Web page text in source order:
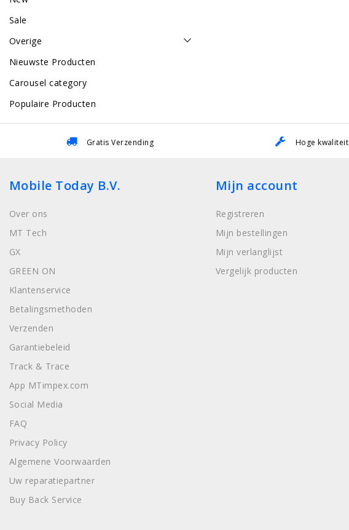
Sale
Overige
Nieuwste Producten
Carousel category
Populaire Producten
Gratis Verzending Hoge kwaliteit
Mobile Today B.V.
Over ons
MT Tech
GX
GREEN ON
Klantenservice
Betalingsmethoden
Verzenden
Garantiebeleid
Track & Trace
App MTimpex.com
Social Media
FAQ
Privacy Policy
Algemene Voorwaarden
Uw reparatiepartner
Buy Back Service
Mijn account
Registreren
Mijn bestellingen
Mijn verlanglijst
Vergelijk producten